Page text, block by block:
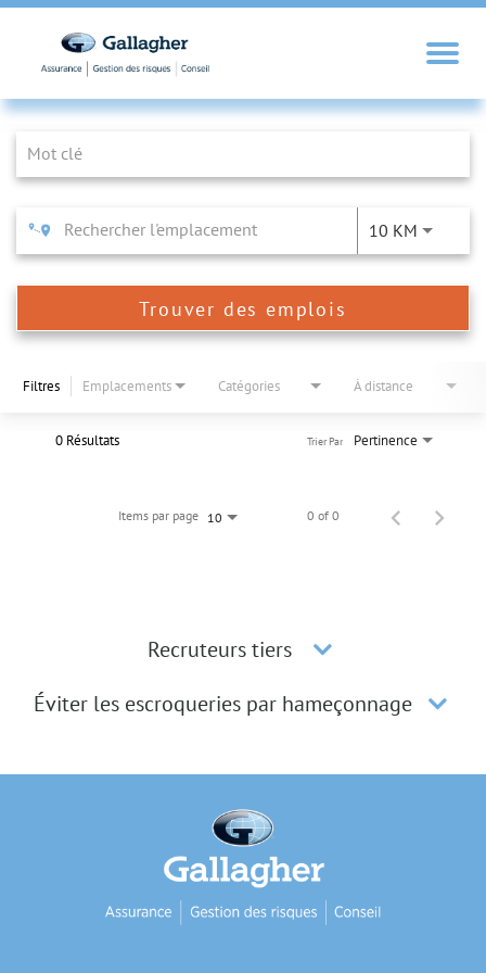
Job Search Page
10 KM
Trouver des emplois
Filtres Emplacements Catégories À distance
0 Résultats Pertinence
Trier Par
Items par page 10 0 of 0
Recruteurs tiers
Éviter les escroqueries par hameçonnage